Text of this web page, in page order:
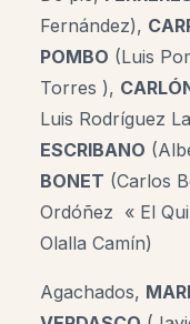
Fernández),
POMBO (Luis
Torres ),
Luis Rodríguez
ESCRIBANO
BONET (Carlos
Ordóñez « El
Olalla Camín)
Agachados,